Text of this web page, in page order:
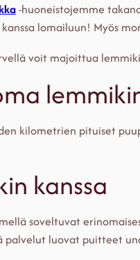
-huoneistojemme
lomailuun! Myös
voit majoittua
kilometrien pituiset
kanssa
soveltuvat
palvelut luovat puitteet